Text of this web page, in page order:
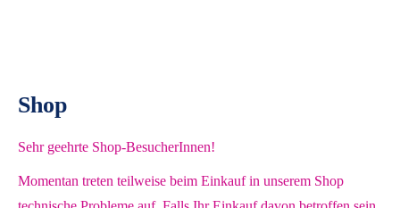
Shop
Sehr geehrte Shop-BesucherInnen!
Momentan treten teilweise beim Einkauf in unserem Shop